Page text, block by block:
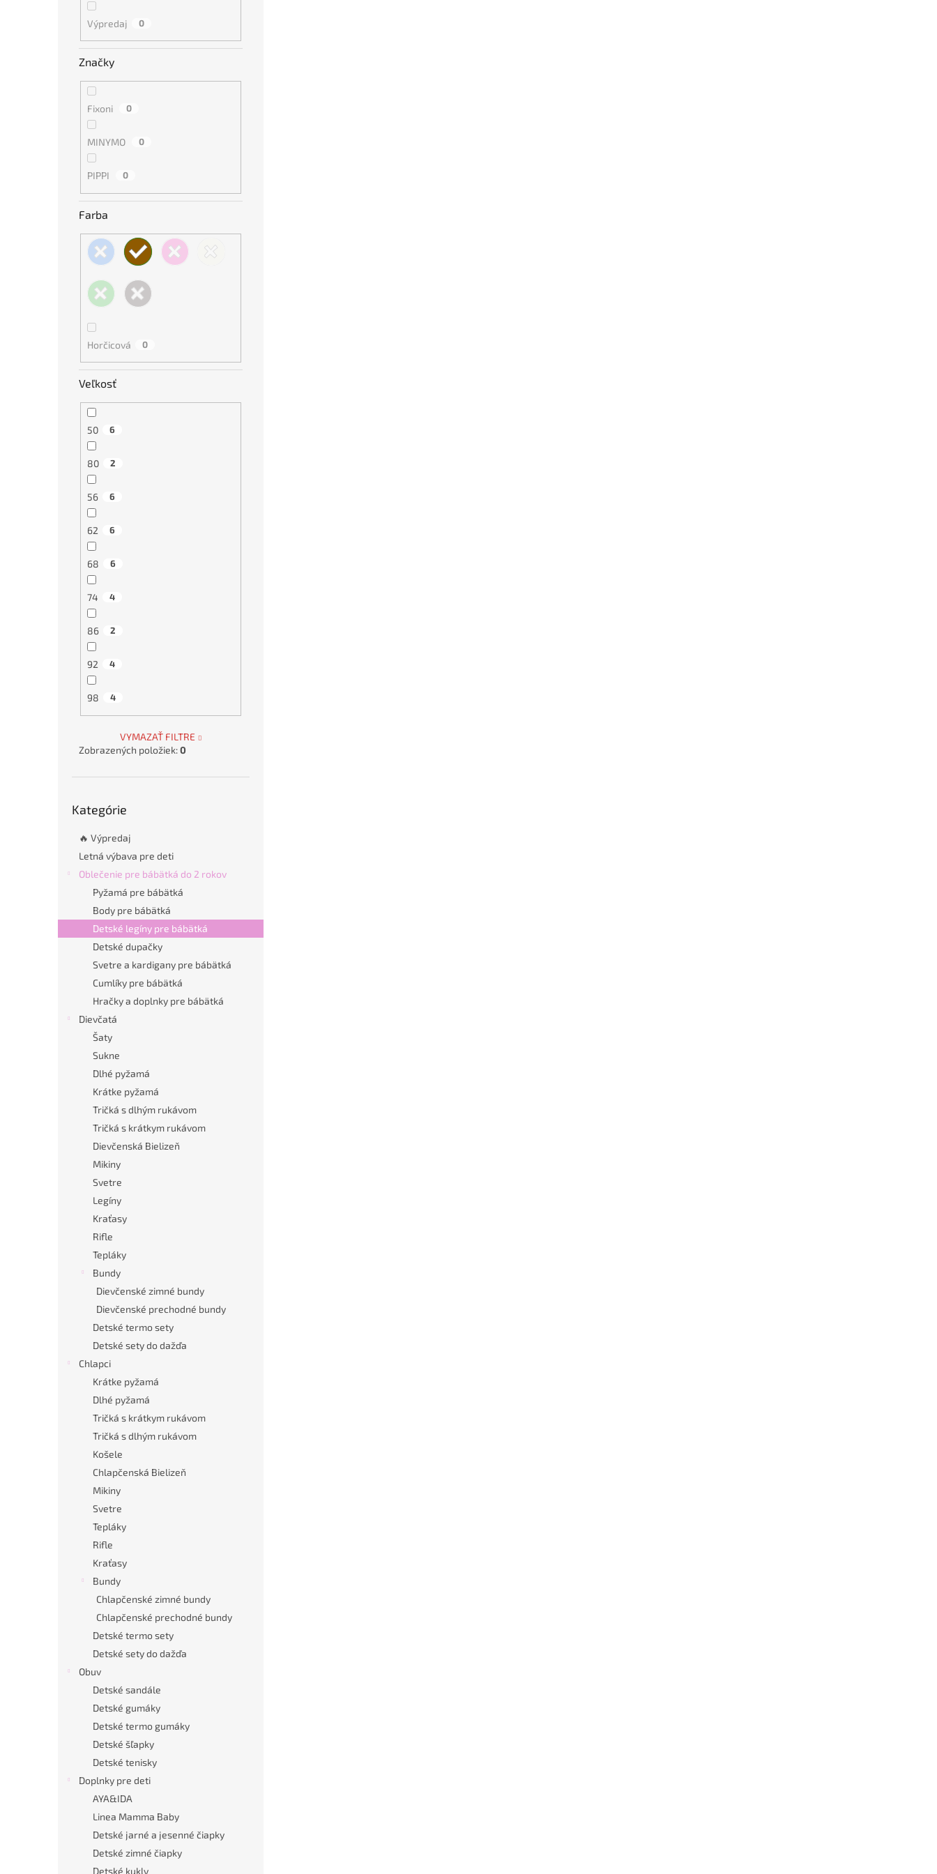
Výpredaj 0
Značky
Fixoni 0
MINYMO 0
PIPPI 0
Farba
Horčicová 0
Veľkosť
50 6
80 2
56 6
62 6
68 6
74 4
86 2
92 4
98 4
VYMAZAŤ FILTRE
Zobrazených položiek:0
kategórie
Kategórie
🔥 Výpredaj
Letná výbava pre deti
Oblečenie pre bábätká do 2 rokov
Pyžamá pre bábätká
Body pre bábätká
Detské legíny pre bábätká
Detské dupačky
Svetre a kardigany pre bábätká
Cumlíky pre bábätká
Hračky a doplnky pre bábätká
Dievčatá
Šaty
Sukne
Dlhé pyžamá
Krátke pyžamá
Tričká s dlhým rukávom
Tričká s krátkym rukávom
Dievčenská Bielizeň
Mikiny
Svetre
Legíny
Kraťasy
Rifle
Tepláky
Bundy
Dievčenské zimné bundy
Dievčenské prechodné bundy
Detské termo sety
Detské sety do dažďa
Chlapci
Krátke pyžamá
Dlhé pyžamá
Tričká s krátkym rukávom
Tričká s dlhým rukávom
Košele
Chlapčenská Bielizeň
Mikiny
Svetre
Tepláky
Rifle
Kraťasy
Bundy
Chlapčenské zimné bundy
Chlapčenské prechodné bundy
Detské termo sety
Detské sety do dažďa
Obuv
Detské sandále
Detské gumáky
Detské termo gumáky
Detské šľapky
Detské tenisky
Doplnky pre deti
AYA&IDA
Linea Mamma Baby
Detské jarné a jesenné čiapky
Detské zimné čiapky
Detské kukly